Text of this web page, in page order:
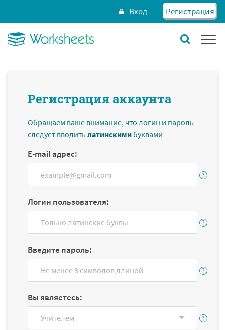
Вход Регистрация
Регистрация аккаунта
Обращаем ваше внимание, что логин и пароль
следует вводитьлатинскимибуквами
E-mail адрес:
Логин пользователя:
Введите пароль:
Вы являетесь: